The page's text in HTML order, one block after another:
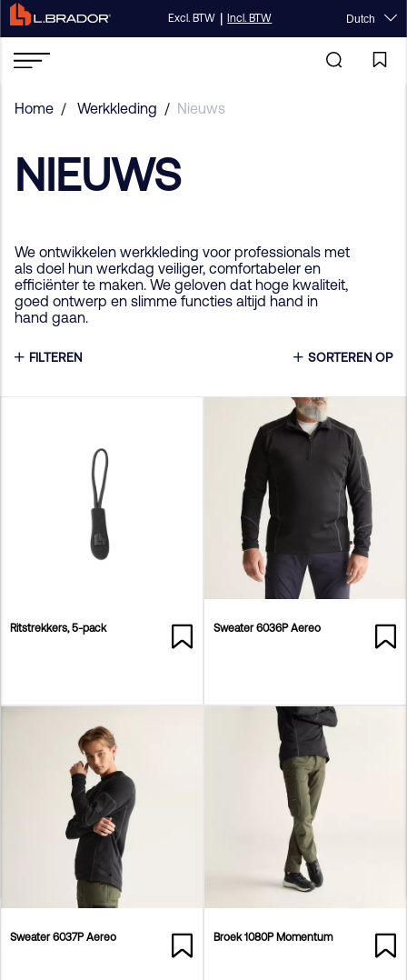
Excl. BTW | Incl. BTW Dutch
Home / Werkkleding / Nieuws
NIEUWS
We ontwikkelen werkkleding voor professionals met
als doel hun werkdag veiliger, comfortabeler en
efficiënter te maken. We geloven dat hoge kwaliteit,
goed ontwerp en slimme functies altijd hand in
hand gaan.
FILTEREN SORTEREN OP
Ritstrekkers, 5-pack Sweater 6036P Aereo
Sweater 6037P Aereo Broek 1080P Momentum